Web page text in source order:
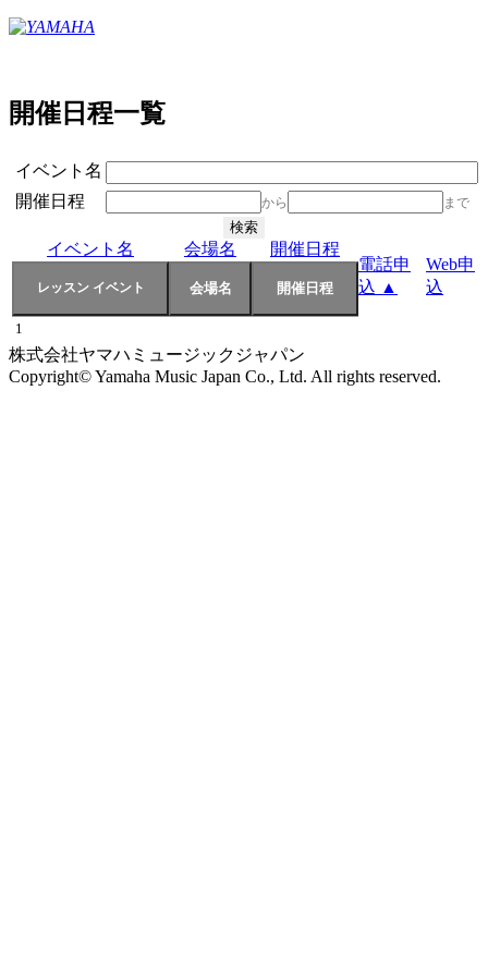
開催日程一覧
イベント名
開催日程
から まで
イベント名 会場名
開催日程
電話申
込 ▲
Web申
込
1
株式会社ヤマハミュージックジャパン
Copyright© Yamaha Music Japan Co., Ltd. All rights reserved.